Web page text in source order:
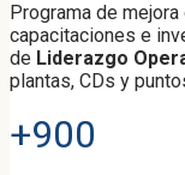
Programa de
capacitaciones e
de Liderazgo
plantas, CDs y
+900